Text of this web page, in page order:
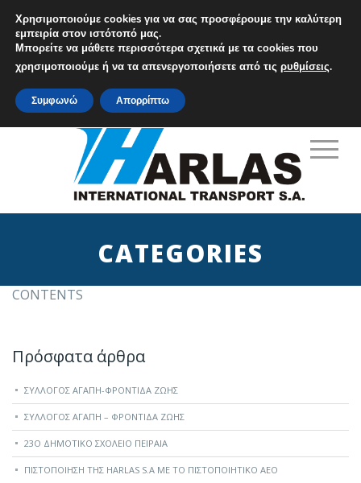
M: info@harlas.gr
CATEGORIES
CONTENTS
Πρόσφατα άρθρα
ΣΎΛΛΟΓΟΣ ΑΓΆΠΗ-ΦΡΟΝΤΊΔΑ ΖΩΉΣ
ΣΎΛΛΟΓΟΣ ΑΓΆΠΗ – ΦΡΟΝΤΊΔΑ ΖΩΉΣ
23O ΔΗΜΟΤΙΚΌ ΣΧΟΛΕΊΟ ΠΕΙΡΑΙΆ
ΠΙΣΤΟΠΟΊΗΣΗ ΤΗΣ HARLAS S.A ΜΕ ΤΟ ΠΙΣΤΟΠΟΙΗΤΙΚΌ ΑΕΟ
Χρησιμοποιούμε cookies για να σας προσφέρουμε την καλύτερη
εμπειρία στον ιστότοπό μας.
Μπορείτε να μάθετε περισσότερα σχετικά με τα cookies που
χρησιμοποιούμε ή να τα απενεργοποιήσετε από τις ρυθμίσεις.
Συμφωνώ Απορρίπτω